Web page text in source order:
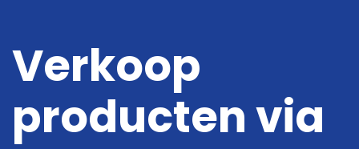
Digitale oplossingen
Verkoop
producten via